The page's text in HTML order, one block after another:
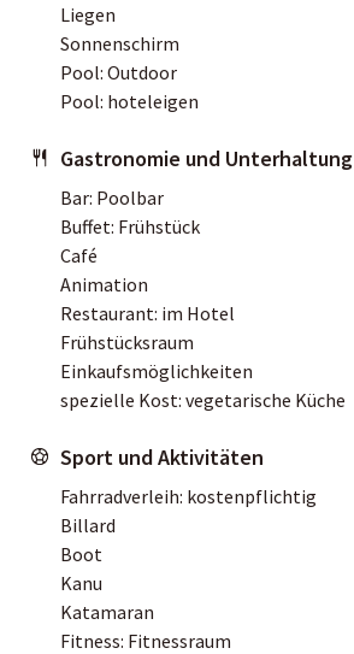
Liegen
Sonnenschirm
Pool: Outdoor
Pool: hoteleigen
Gastronomie und Unterhaltung
Bar: Poolbar
Buffet: Frühstück
Café
Animation
Restaurant: im Hotel
Frühstücksraum
Einkaufsmöglichkeiten
spezielle Kost: vegetarische Küche
Sport und Aktivitäten
Fahrradverleih: kostenpflichtig
Billard
Boot
Kanu
Katamaran
Fitness: Fitnessraum